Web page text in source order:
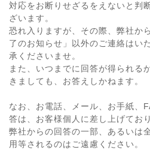
対応をお断りせざるをえないと判
ざいます。
恐れ入りますが、その際、弊社か
了のお知らせ」以外のご連絡はい
承くださいませ。
また、いつまでに回答が得られる
きましても、お答えしかねます。
なお、お電話、メール、お手紙、
答は、お客様個人に差し上げてお
弊社からの回答の一部、あるいは
用等されるのはご遠慮ください。